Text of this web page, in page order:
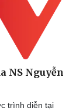
NS Nguyễn
trình diễn tại